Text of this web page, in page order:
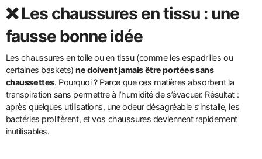
❌ Les chaussures en tissu : une
fausse bonne idée
Les chaussures en toile ou en tissu (comme les espadrilles ou
certaines baskets)ne doivent jamais être portées sans
chaussettes. Pourquoi ? Parce que ces matières absorbent la
transpiration sans permettre à l’humidité de s’évacuer. Résultat :
après quelques utilisations, une odeur désagréable s’installe, les
bactéries prolifèrent, et vos chaussures deviennent rapidement
inutilisables.